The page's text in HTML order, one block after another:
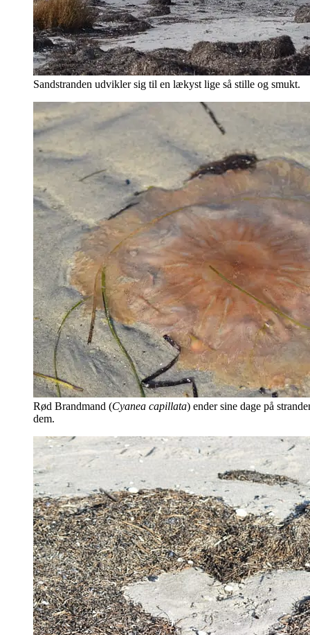
Sandstranden udvikler sig til en lækyst lige så stille og smukt.
Rød Brandmand (Cyanea capillata) ender sine dage på
dem.